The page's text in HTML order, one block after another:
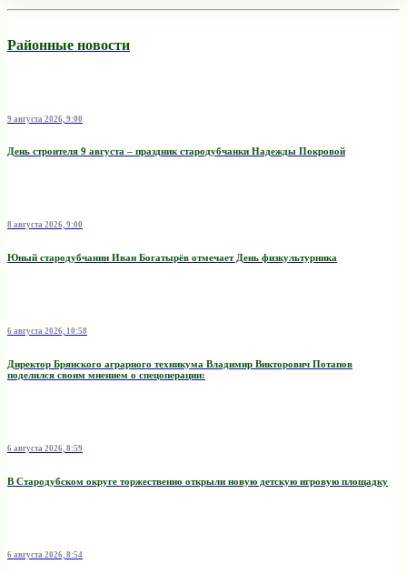
Районные новости
9 августа 2026, 9:00
День строителя 9 августа – праздник стародубчанки Надежды Покровой
8 августа 2026, 9:00
Юный стародубчанин Иван Богатырёв отмечает День физкультурника
6 августа 2026, 10:58
Директор Брянского аграрного техникума Владимир Викторович Потапов
поделился своим мнением о спецоперации:
6 августа 2026, 8:59
В Стародубском округе торжественно открыли новую детскую игровую площадку
6 августа 2026, 8:54